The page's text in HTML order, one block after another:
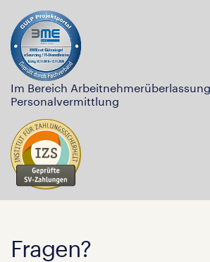
Im Bereich
Personalvermittlung
Fragen?